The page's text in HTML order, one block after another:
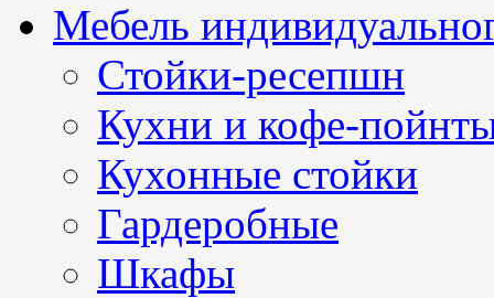
Мебель
Стойки-ресепшн
Кухни и кофе-
Кухонные стойки
Гардеробные
Шкафы